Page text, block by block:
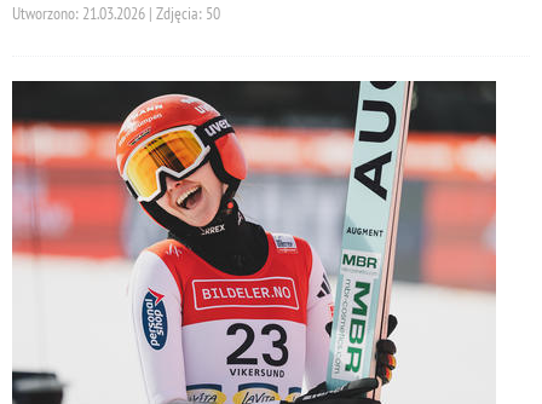
Utworzono: 21.03.2026 | Zdjęcia: 50